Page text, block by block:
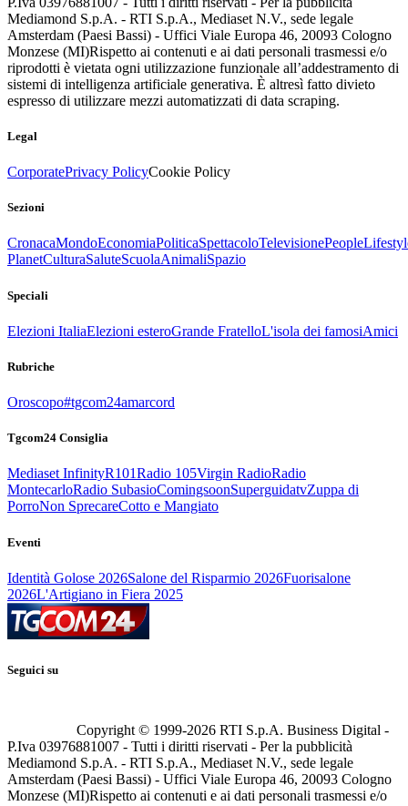
Mediamond S.p.A. - RTI S.p.A., Mediaset N.V., sede legale
Amsterdam (Paesi Bassi) - Uffici Viale Europa 46, 20093 Cologno
Monzese (MI)Rispetto ai contenuti e ai dati personali trasmessi e/o
riprodotti è vietata ogni utilizzazione funzionale all’addestramento di
sistemi di intelligenza artificiale generativa. È altresì fatto divieto
espresso di utilizzare mezzi automatizzati di data scraping.
Legal
CorporatePrivacy PolicyCookie Policy
Sezioni
CronacaMondoEconomiaPoliticaSpettacoloTelevisionePeople
PlanetCulturaSaluteScuolaAnimaliSpazio
Speciali
Elezioni ItaliaElezioni esteroGrande FratelloL'isola dei famosiAmici
Rubriche
Oroscopo#tgcom24amarcord
Tgcom24 Consiglia
Mediaset InfinityR101Radio 105Virgin RadioRadio
MontecarloRadio SubasioComingsoonSuperguidatvZuppa di
PorroNon SprecareCotto e Mangiato
Eventi
Identità Golose 2026Salone del Risparmio 2026Fuorisalone
2026L'Artigiano in Fiera 2025
Seguici su
Copyright © 1999-2026 RTI S.p.A. Business Digital -
P.Iva 03976881007 - Tutti i diritti riservati - Per la pubblicità
Mediamond S.p.A. - RTI S.p.A., Mediaset N.V., sede legale
Amsterdam (Paesi Bassi) - Uffici Viale Europa 46, 20093 Cologno
Monzese (MI)Rispetto ai contenuti e ai dati personali trasmessi e/o